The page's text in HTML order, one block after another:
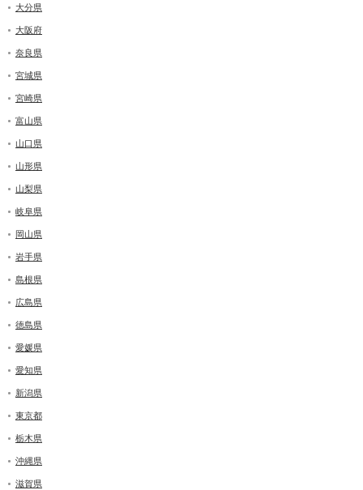
大分県
大阪府
奈良県
宮城県
宮崎県
富山県
山口県
山形県
山梨県
岐阜県
岡山県
岩手県
島根県
広島県
徳島県
愛媛県
愛知県
新潟県
東京都
栃木県
沖縄県
滋賀県